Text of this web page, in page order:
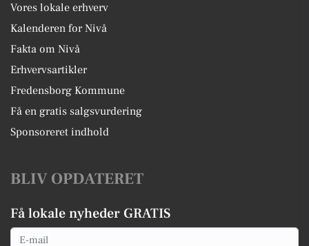
Vores lokale erhverv
Kalenderen for Nivå
Fakta om Nivå
Erhvervsartikler
Fredensborg Kommune
Få en gratis salgsvurdering
Sponsoreret indhold
BLIV OPDATERET
Få lokale nyheder GRATIS
Email